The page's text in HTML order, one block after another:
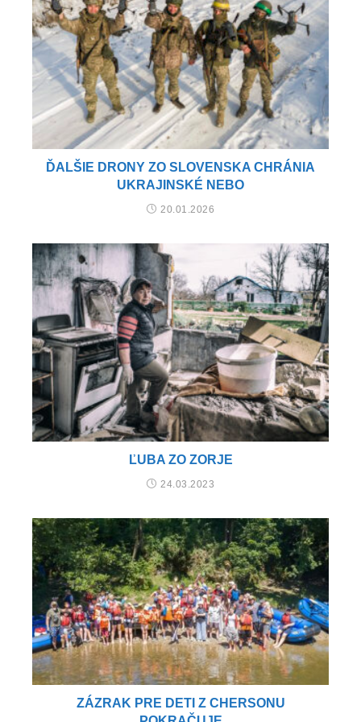
ĎALŠIE DRONY ZO SLOVENSKA CHRÁNIA
UKRAJINSKÉ NEBO
20.01.2026
ĽUBA ZO ZORJE
24.03.2023
ZÁZRAK PRE DETI Z CHERSONU